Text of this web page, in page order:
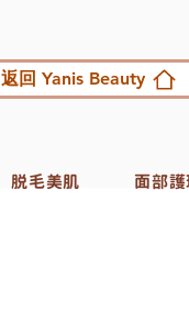
返回 Yanis Beauty
脱毛美肌 面部